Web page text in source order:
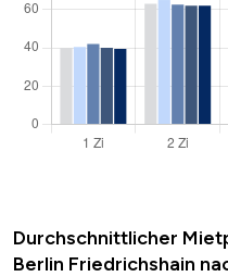
Durchschnittlicher
Berlin Friedrichshain